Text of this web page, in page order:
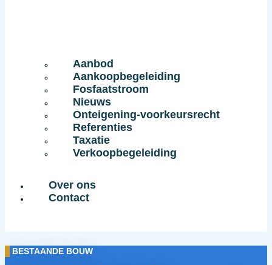
Aanbod
Aankoopbegeleiding
Fosfaatstroom
Nieuws
Onteigening-voorkeursrecht
Referenties
Taxatie
Verkoopbegeleiding
Over ons
Contact
BESTAANDE BOUW